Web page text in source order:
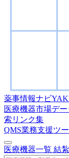
薬事情報ナビ
医療機器市場デ
索 リンク集
QMS業務支援ツ
医療機器一覧 結